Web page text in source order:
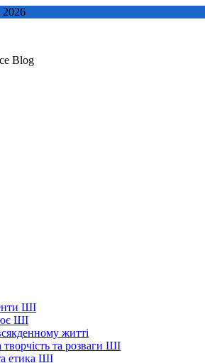
2026
Blog
ШІ
ШІ
житті
та розваги ШІ
етика ШІ